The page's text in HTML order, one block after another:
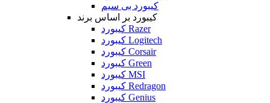
کیبورد بی سیم
کیبورد بر اساس برند
کیبورد Razer
کیبورد Logitech
کیبورد Corsair
کیبورد Green
کیبورد MSI
کیبورد Redragon
کیبورد Genius